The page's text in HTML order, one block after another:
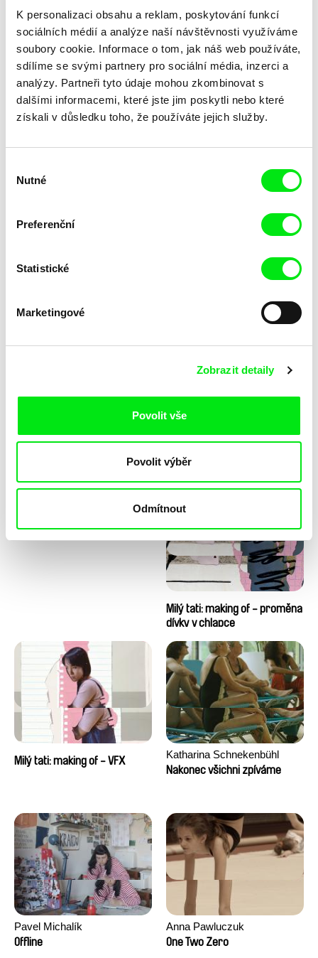
K personalizaci obsahu a reklam, poskytování funkcí
sociálních médií a analýze naší návštěvnosti využíváme
soubory cookie. Informace o tom, jak náš web používáte,
sdílíme se svými partnery pro sociální média, inzerci a
analýzy. Partneři tyto údaje mohou zkombinovat s
dalšími informacemi, které jste jim poskytli nebo které
získali v důsledku toho, že používáte jejich služby.
souhlasu
Nutné
Preferenční
Statistické
Marketingové
Zobrazit detaily
Povolit vše
Povolit výběr
Odmítnout
Brownem
Milý tati: making of - animace
Milý tati: making of - proměna
dívky v chlapce
Milý tati: making of - VFX
Katharina Schnekenbühl
Nakonec všichni zpíváme
Pavel Michalík
Offline
Anna Pawluczuk
One Two Zero